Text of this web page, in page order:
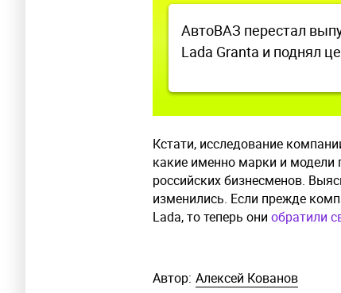
АвтоВАЗ перестал
Lada Granta и поднял
Кстати, исследование
какие именно марки и
российских бизнесменов.
изменились. Если прежде
Lada, то теперь они обратили
Автор: Алексей Кованов